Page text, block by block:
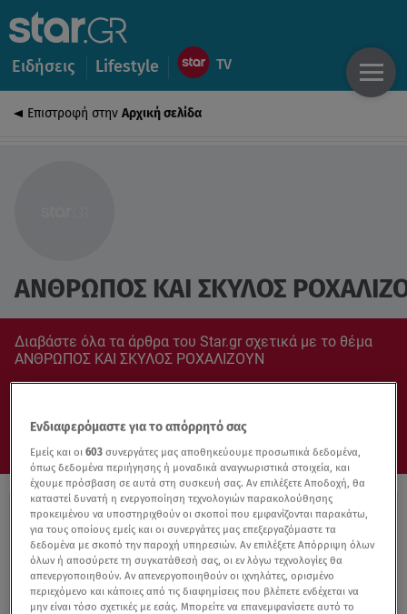
Ειδήσεις Lifestyle
Επιστροφή στην Αρχική σελίδα
ΑΝΘΡΩΠΟΣ ΚΑΙ ΣΚΥΛΟΣ
Διαβάστε όλα τα άρθρα του Star.gr σχετικά με το θέμα
ΑΝΘΡΩΠΟΣ ΚΑΙ ΣΚΥΛΟΣ ΡΟΧΑΛΙΖΟΥΝ
Ενδιαφερόμαστε για το απόρρητό σας
Εμείς και οι603 συνεργάτες μας αποθηκεύουμε προσωπικά δεδομένα,
όπως δεδομένα περιήγησης ή μοναδικά αναγνωριστικά στοιχεία, και
έχουμε πρόσβαση σε αυτά στη συσκευή σας. Αν επιλέξετε Αποδοχή, θα
καταστεί δυνατή η ενεργοποίηση τεχνολογιών παρακολούθησης
προκειμένου να υποστηριχθούν οι σκοποί που εμφανίζονται παρακάτω,
για τους οποίους εμείς και οι συνεργάτες μας επεξεργαζόμαστε τα
δεδομένα με σκοπό την παροχή υπηρεσιών. Αν επιλέξετε Απόρριψη όλων
όλων ή αποσύρετε τη συγκατάθεσή σας, οι εν λόγω τεχνολογίες θα
απενεργοποιηθούν. Αν απενεργοποιηθούν οι ιχνηλάτες, ορισμένο
περιεχόμενο και κάποιες από τις διαφημίσεις που βλέπετε ενδέχεται να
μην είναι τόσο σχετικές με εσάς. Μπορείτε να επανεμφανίσετε αυτό το